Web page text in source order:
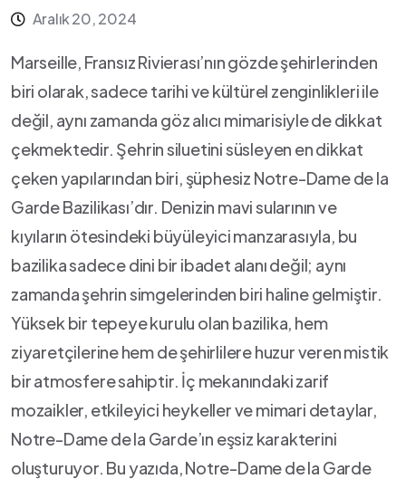
Aralık 20, 2024
Marseille, Fransız Rivierası’nın gözde şehirlerinden
biri olarak, sadece tarihi ve ⁢kültürel zenginlikleri ile
değil, aynı zamanda göz alıcı mimarisiyle ⁢de⁣ dikkat
çekmektedir. Şehrin⁤ siluetini ​süsleyen ⁢en dikkat
çeken ⁢yapılarından⁢ biri, şüphesiz Notre-Dame de la
Garde Bazilikası’dır. Denizin mavi sularının ve
kıyıların ‍ötesindeki büyüleyici⁢ manzarasıyla, bu
bazilika sadece dini bir ibadet alanı değil; aynı​
zamanda ⁤şehrin simgelerinden biri haline gelmiştir.
Yüksek bir tepeye kurulu olan bazilika, hem⁤
ziyaretçilerine ⁣hem de şehirlilere huzur veren mistik
bir atmosfere sahiptir. ‌İç mekanındaki zarif
mozaikler, etkileyici heykeller ve mimari detaylar,
Notre-Dame de la Garde’ın eşsiz karakterini
‍oluşturuyor. Bu yazıda, Notre-Dame de la Garde